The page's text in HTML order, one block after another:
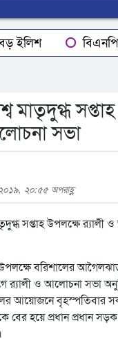
বড় ইলিশ
মাতৃদুগ্ধ
সভা
২০:৫৫ অপরাহ্ণ
উপলক্ষে বরিশালের
র‌্যালী ও আলোচনা সভা
আয়োজনে বৃহস্পতিবার
বের হয়ে প্রধান প্রধান সড়ক